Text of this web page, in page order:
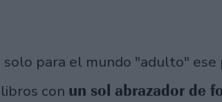
para el mundo "adulto"
con un sol abrazador de